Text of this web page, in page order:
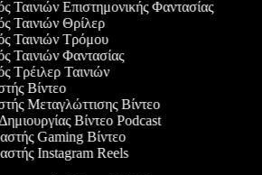
Ταινιών Επιστημονικής Φαντασίας
Ταινιών Θρίλερ
Ταινιών Τρόμου
Ταινιών Φαντασίας
Τρέιλερ Ταινιών
Βίντεο
Μεταγλώττισης Βίντεο
Βίντεο Podcast
Gaming Βίντεο
Instagram Reels